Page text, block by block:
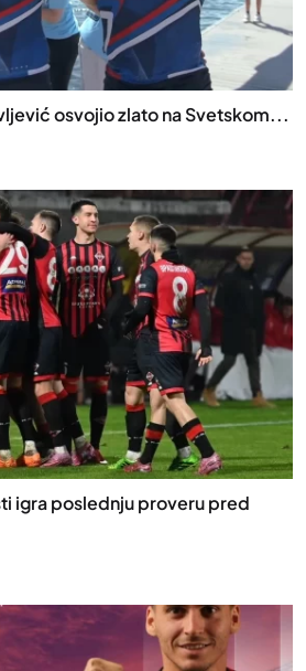
osvojio zlato na Svetskom...
igra poslednju proveru pred